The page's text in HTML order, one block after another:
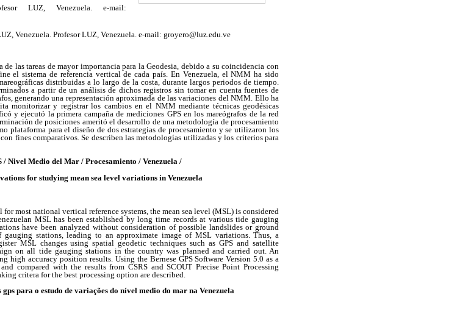
LUZ, Venezuela. e-mail:
Venezuela. Profesor LUZ, Venezuela. e-mail: groyero@luz.edu.ve
las tareas de mayor importancia para la Geodesia, debido a su coincidencia con
el sistema de referencia vertical de cada país. En Venezuela, el NMM ha sido
distribuidas a lo largo de la costa, durante largos periodos de tiempo.
a partir de un análisis de dichos registros sin tomar en cuenta fuentes de
generando una representación aproximada de las variaciones del NMM. Ello ha
monitorizar y registrar los cambios en el NMM mediante técnicas geodésicas
y ejecutó la primera campaña de mediciones GPS en los mareógrafos de la red
de posiciones ameritó el desarrollo de una metodología de procesamiento
plataforma para el diseño de dos estrategias de procesamiento y se utilizaron los
fines comparativos. Se describen las metodologías utilizadas y los criterios para
Nivel Medio del Mar / Procesamiento / Venezuela /
for studying mean sea level variations in Venezuela
most national vertical reference systems, the mean sea level (MSL) is considered
MSL has been established by long time records at various tide gauging
have been analyzed without consideration of possible landslides or ground
stations, leading to an approximate image of MSL variations. Thus, a
MSL changes using spatial geodetic techniques such as GPS and satellite
on all tide gauging stations in the country was planned and carried out. An
high accuracy position results. Using the Bernese GPS Software Version 5.0 as a
compared with the results from CSRS and SCOUT Precise Point Processing
critera for the best processing option are described.
para o estudo de variações do nível medio do mar na Venezuela